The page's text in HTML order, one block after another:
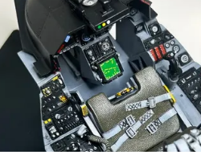
อนรูปอ้างอิง ผมพยามทำให้ดีที่สุด แต้มสีด้ว